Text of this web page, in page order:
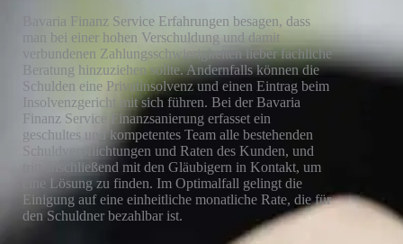
Bavaria Finanz Service Erfahrungen besagen, dass
man bei einer hohen Verschuldung und damit
verbundenen Zahlungsschwierigkeiten lieber fachliche
Beratung hinzuziehen sollte. Andernfalls können die
Schulden eine Privatinsolvenz und einen Eintrag beim
Insolvenzgericht mit sich führen. Bei der Bavaria
Finanz Service Finanzsanierung erfasset ein
geschultes und kompetentes Team alle bestehenden
Schuldverpflichtungen und Raten des Kunden, und
tritt anschließend mit den Gläubigern in Kontakt, um
eine Lösung zu finden. Im Optimalfall gelingt die
Einigung auf eine einheitliche monatliche Rate, die für
den Schuldner bezahlbar ist.